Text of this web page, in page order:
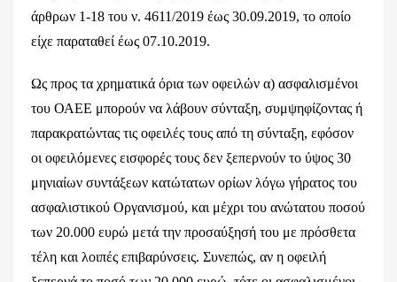
άρθρων 1-18 του ν. 4611/2019 έως 30.09.2019, το οποίο
είχε παραταθεί έως 07.10.2019.
Ως προς τα χρηματικά όρια των οφειλών α) ασφαλισμένοι
του ΟΑΕΕ μπορούν να λάβουν σύνταξη, συμψηφίζοντας ή
παρακρατώντας τις οφειλές τους από τη σύνταξη, εφόσον
οι οφειλόμενες εισφορές τους δεν ξεπερνούν το ύψος 30
μηνιαίων συντάξεων κατώτατων ορίων λόγω γήρατος του
ασφαλιστικού Οργανισμού, και μέχρι του ανώτατου ποσού
των 20.000 ευρώ μετά την προσαύξησή του με πρόσθετα
τέλη και λοιπές επιβαρύνσεις. Συνεπώς, αν η οφειλή